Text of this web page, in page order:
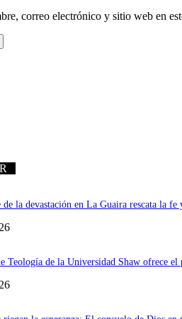
correo electrónico y sitio web en
de la devastación en La Guaira rescata la
Teología de la Universidad Shaw ofrece